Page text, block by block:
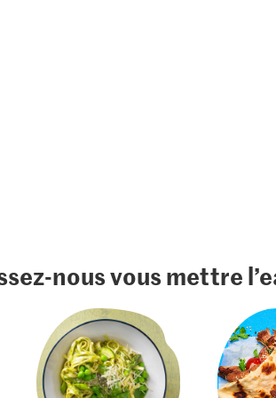
nous vous mettre